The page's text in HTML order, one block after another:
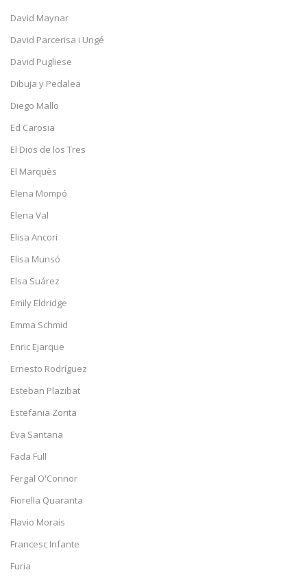
David Maynar
David Parcerisa i Ungé
David Pugliese
Dibuja y Pedalea
Diego Mallo
Ed Carosia
El Dios de los Tres
El Marquès
Elena Mompó
Elena Val
Elisa Ancori
Elisa Munsó
Elsa Suárez
Emily Eldridge
Emma Schmid
Enric Ejarque
Ernesto Rodríguez
Esteban Plazibat
Estefania Zorita
Eva Santana
Fada Full
Fergal O'Connor
Fiorella Quaranta
Flavio Morais
Francesc Infante
Furia